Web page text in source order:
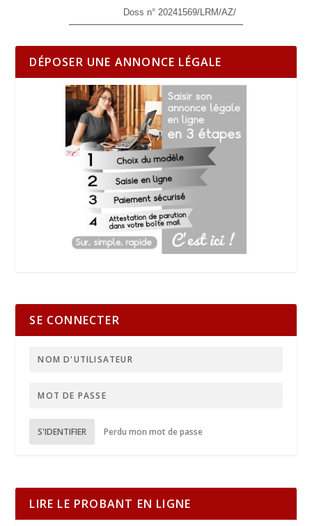
Doss n° 20241569/LRM/AZ/
DÉPOSER UNE ANNONCE LÉGALE
SE CONNECTER
S'IDENTIFIER Perdu mon mot de passe
LIRE LE PROBANT EN LIGNE